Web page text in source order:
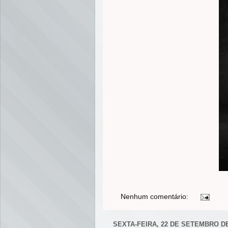
Nenhum comentário:
SEXTA-FEIRA, 22 DE SETEMBRO